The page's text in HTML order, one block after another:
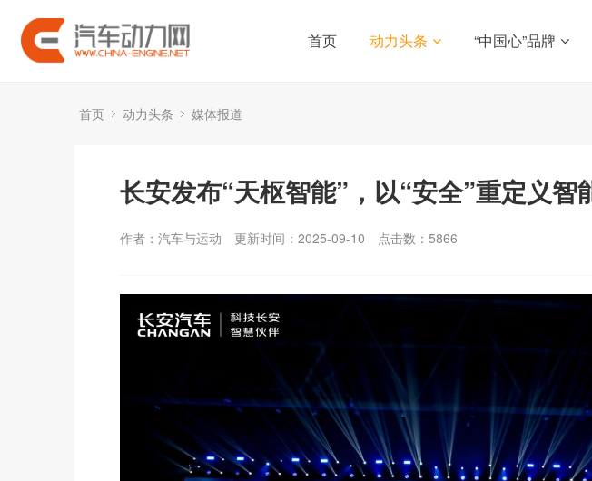
首页 动力头条 “中国心”品牌
首页 动力头条 媒体报道
长安发布“天枢智能”，以“安全”重定义智
作者：汽车与运动 更新时间：2025-09-10 点击数： 5866